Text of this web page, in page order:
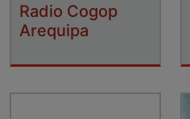
Radio Cogop
Arequipa